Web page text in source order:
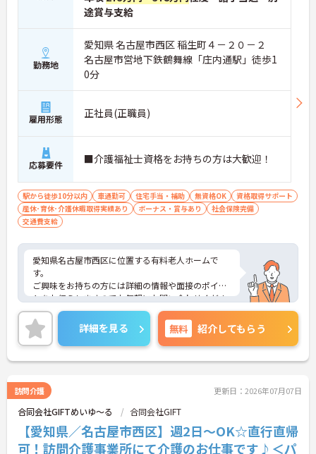
途賞与支給
勤務地
愛知県 名古屋市西区 稲生町４－２０－２
名古屋市営地下鉄鶴舞線「庄内通駅」徒歩1
0分
雇用形態 正社員(正職員)
応募要件 ■介護福祉士資格をお持ちの方は大歓迎！
駅から徒歩10分以内 車通勤可 住宅手当・補助 無資格OK
資格取得サポート
産休･育休･介護休暇取得実績あり
ボーナス・賞与あり
社会保険完備
交通費支給
愛知県名古屋市西区に位置する有料老人ホームで
す。
ご興味をお持ちの方には詳細の情報や面接のポイン
トをお伝えしますのでお気軽にお問い合わせくださ
いませ。
詳細を見る 無料 紹介してもらう
訪問介護 更新日：2026年07月07日
合同会社GIFTめいゆ～る 合同会社GIFT
【愛知県／名古屋市西区】週2日～OK☆直行直帰
可！訪問介護事業所にて介護のお仕事です♪＜パ